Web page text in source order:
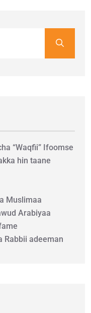
“Waqfii” Ifoomse
hin taane
Muslimaa
Arabiyaa
Rabbii adeeman